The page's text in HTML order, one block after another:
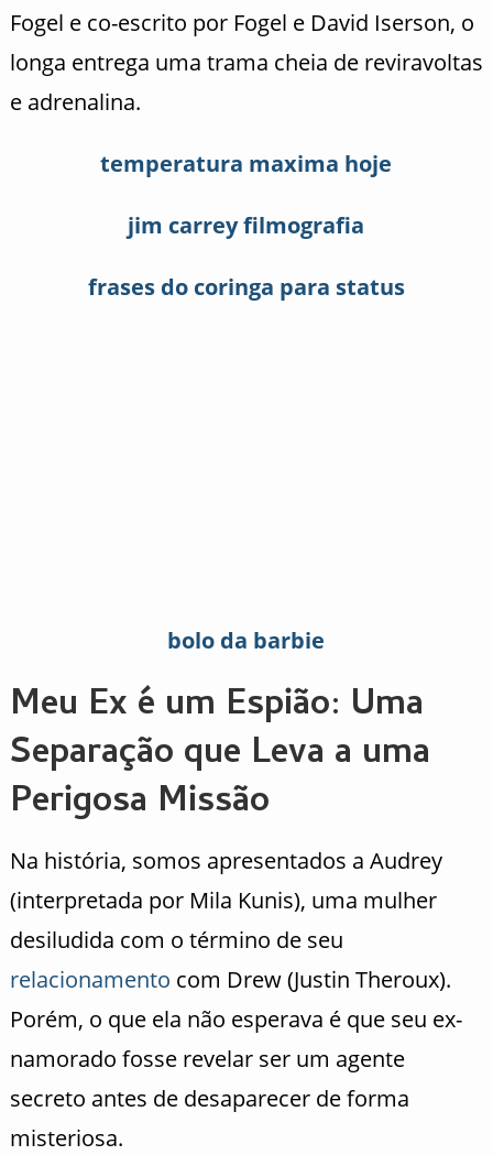
Fogel e co-escrito por Fogel e David Iserson, o
longa entrega uma trama cheia de reviravoltas
e adrenalina.
temperatura maxima hoje
jim carrey filmografia
frases do coringa para status
bolo da barbie
Meu Ex é um Espião: Uma
Separação que Leva a uma
Perigosa Missão
Na história, somos apresentados a Audrey
(interpretada por Mila Kunis), uma mulher
desiludida com o término de seu
relacionamento com Drew (Justin Theroux).
Porém, o que ela não esperava é que seu ex-
namorado fosse revelar ser um agente
secreto antes de desaparecer de forma
misteriosa.